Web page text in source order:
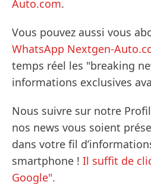
Auto.com.
Vous pouvez aussi vous
WhatsApp Nextgen-
temps réel les "breaking
informations exclusives
Nous suivre sur notre
nos news vous soient
dans votre fil
smartphone ! Il suffit de
Google".